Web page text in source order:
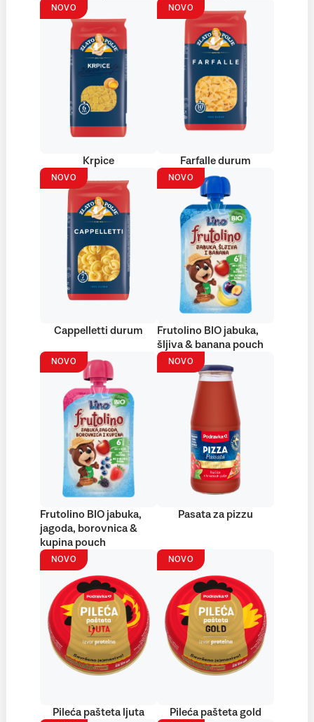
NOVO
Krpice
NOVO
Farfalle durum
NOVO
Cappelletti durum
NOVO
Frutolino BIO jabuka,
šljiva & banana pouch
NOVO
Frutolino BIO jabuka,
jagoda, borovnica &
kupina pouch
NOVO
Pasata za pizzu
NOVO
Pileća pašteta ljuta
NOVO
Pileća pašteta gold